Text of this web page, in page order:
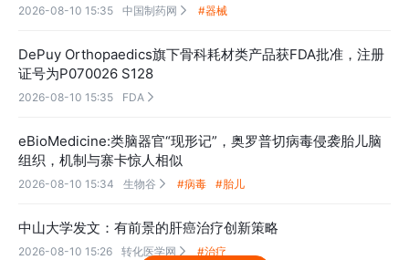
2026-08-10 15:35 中国制药网  #器械
DePuy Orthopaedics旗下骨科耗材类产品获FDA批准，注册
证号为P070026 S128
2026-08-10 15:35 FDA 
eBioMedicine:类脑器官“现形记”，奥罗普切病毒侵袭胎儿脑
组织，机制与寨卡惊人相似
2026-08-10 15:34 生物谷  #病毒 #胎儿
中山大学发文：有前景的肝癌治疗创新策略
2026-08-10 15:26 转化医学网  #治疗